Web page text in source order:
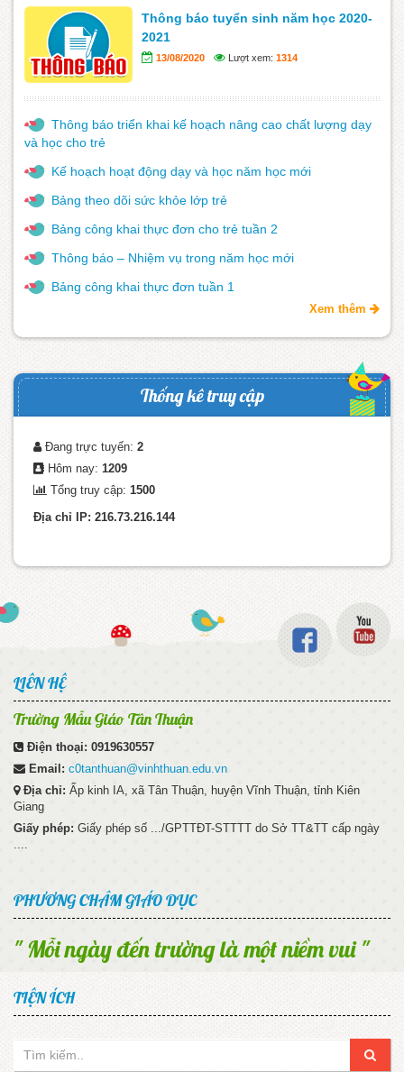
Thông báo tuyển sinh năm học 2020-
2021
13/08/2020 Lượt xem: 1314
Thông báo triển khai kế hoạch nâng cao chất lượng dạy
và học cho trẻ
Kế hoạch hoạt động dạy và học năm học mới
Bảng theo dõi sức khỏe lớp trẻ
Bảng công khai thực đơn cho trẻ tuần 2
Thông báo – Nhiệm vụ trong năm học mới
Bảng công khai thực đơn tuần 1
Xem thêm
Thống kê truy cập
Đang trực tuyến: 2
Hôm nay: 1209
Tổng truy cập: 1500
Địa chỉ IP: 216.73.216.144
LIÊN HỆ
Trường Mẫu Giáo Tân Thuận
Điện thoại: 0919630557
Email: c0tanthuan@vinhthuan.edu.vn
Địa chỉ: Ấp kinh IA, xã Tân Thuận, huyện Vĩnh Thuận, tỉnh Kiên
Giang
Giấy phép: Giấy phép số .../GPTTĐT-STTTT do Sở TT&TT cấp ngày
....
PHƯƠNG CHÂM GIÁO DỤC
" Mỗi ngày đến trường là một niềm vui "
TIỆN ÍCH